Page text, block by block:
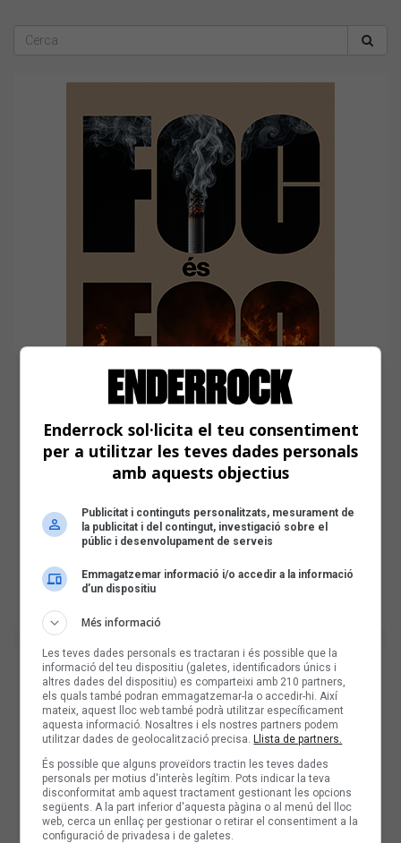
Enderrock sol·licita el teu consentiment
per a utilitzar les teves dades personals
amb aquests objectius
Publicitat i continguts personalitzats, mesurament de
la publicitat i del contingut, investigació sobre el
públic i desenvolupament de serveis
Emmagatzemar informació i/o accedir a la informació
d’un dispositiu
Més informació
Les teves dades personals es tractaran i és possible que la
informació del teu dispositiu (galetes, identificadors únics i
altres dades del dispositiu) es comparteixi amb 210 partners,
els quals també podran emmagatzemar-la o accedir-hi. Així
mateix, aquest lloc web també podrà utilitzar específicament
aquesta informació. Nosaltres i els nostres partners podem
utilitzar dades de geolocalització precisa.Llista de partners.
És possible que alguns proveïdors tractin les teves dades
personals per motius d'interès legítim. Pots indicar la teva
disconformitat amb aquest tractament gestionant les opcions
següents. A la part inferior d'aquesta pàgina o al menú del lloc
web, cerca un enllaç per gestionar o retirar el consentiment a la
configuració de privadesa i de galetes.